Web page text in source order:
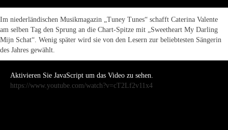
Im niederländischen Musikmagazin „Tuney Tunes“ schafft Caterina Valente
am selben Tag den Sprung an die Chart-Spitze mit „Sweetheart My Darling
Mijn Schat“. Wenig später wird sie von den Lesern zur beliebtesten Sängerin
des Jahres gewählt.
Aktivieren Sie JavaScript um das Video zu sehen.
https://www.youtube.com/watch?v=cT2Lf2v11x4